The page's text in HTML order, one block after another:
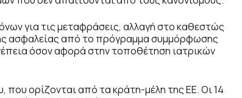
για τις μεταφράσεις, αλλαγή στο καθεστώς
ασφαλείας από το πρόγραμμα συμμόρφωσης
όσον αφορά στην τοποθέτηση ιατρικών
που ορίζονται από τα κράτη-μέλη της ΕΕ. Οι 14